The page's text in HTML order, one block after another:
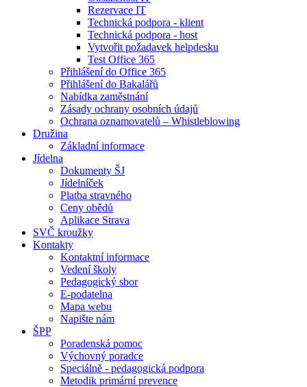
Rezervace IT
Technická podpora - klient
Technická podpora - host
Vytvořit požadavek helpdesku
Test Office 365
Přihlášení do Office 365
Přihlášení do Bakalářů
Nabídka zaměstnání
Zásady ochrany osobních údajů
Ochrana oznamovatelů – Whistleblowing
Družina
Základní informace
Jídelna
Dokumenty ŠJ
Jídelníček
Platba stravného
Ceny obědů
Aplikace Strava
SVČ kroužky
Kontakty
Kontaktní informace
Vedení školy
Pedagogický sbor
E-podatelna
Mapa webu
Napište nám
ŠPP
Poradenská pomoc
Výchovný poradce
Speciálně - pedagogická podpora
Metodik primární prevence